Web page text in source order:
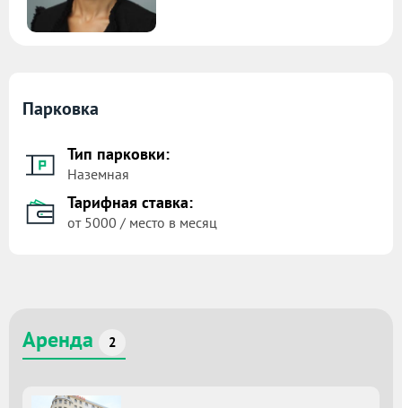
Парковка
Тип парковки:
Наземная
Тарифная ставка:
от 5000 / место в месяц
Аренда 2